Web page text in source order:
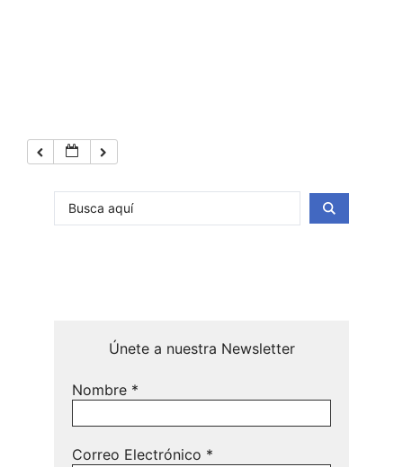
Únete a nuestra Newsletter
Nombre *
Correo Electrónico *